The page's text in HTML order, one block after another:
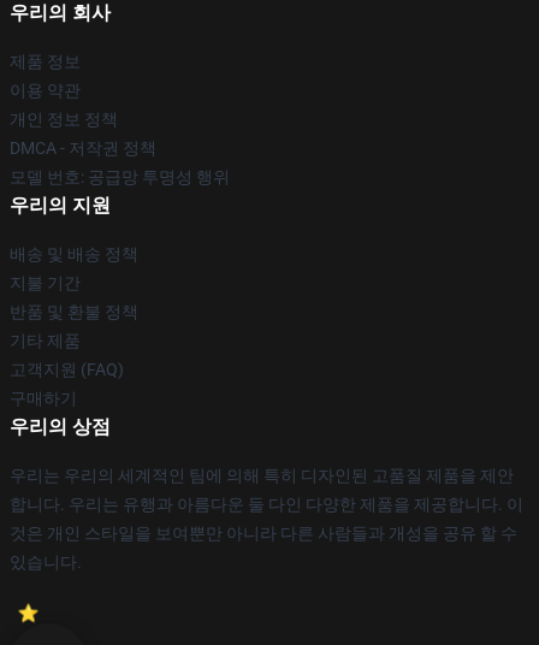
우리의 회사
제품 정보
이용 약관
개인 정보 정책
DMCA - 저작권 정책
모델 번호: 공급망 투명성 행위
우리의 지원
배송 및 배송 정책
지불 기간
반품 및 환불 정책
기타 제품
고객지원 (FAQ)
구매하기
우리의 상점
우리는 우리의 세계적인 팀에 의해 특히 디자인된 고품질 제품을 제안
합니다. 우리는 유행과 아름다운 둘 다인 다양한 제품을 제공합니다. 이
것은 개인 스타일을 보여뿐만 아니라 다른 사람들과 개성을 공유 할 수
있습니다.